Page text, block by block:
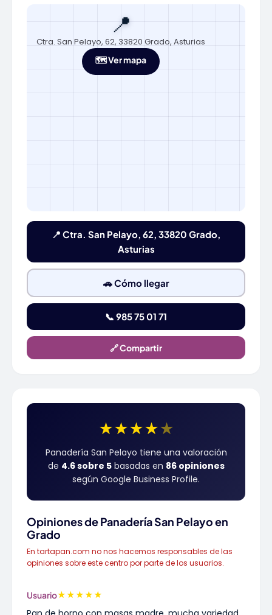
📍
Ctra. San Pelayo, 62, 33820 Grado, Asturias
🗺️ Ver mapa
📍 Ctra. San Pelayo, 62, 33820 Grado,
Asturias
🚗 Cómo llegar
📞 985 75 01 71
🔗 Compartir
★★★★★
Panadería San Pelayo tiene una valoración
de 4.6 sobre 5basadas en 86 opiniones
según Google Business Profile.
Opiniones de Panadería San Pelayo en
Grado
En tartapan.com no nos hacemos responsables de las
opiniones sobre este centro por parte de los usuarios.
Usuario★★★★★